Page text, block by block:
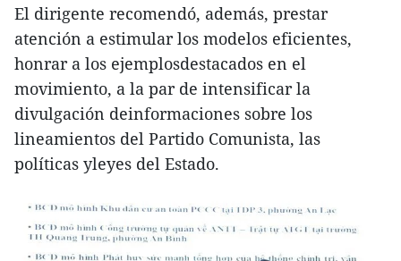
El dirigente recomendó, además, prestar
atención a estimular los modelos eficientes,
honrar a los ejemplosdestacados en el
movimiento, a la par de intensificar la
divulgación deinformaciones sobre los
lineamientos del Partido Comunista, las
políticas yleyes del Estado.